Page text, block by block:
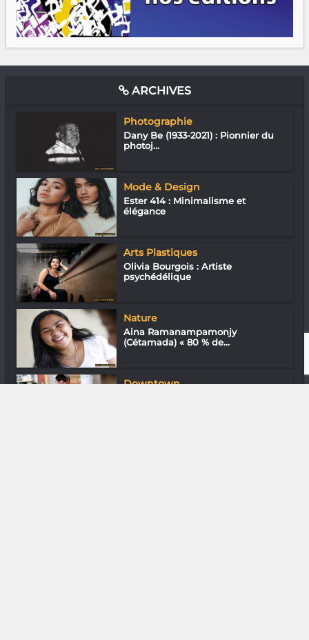
ARCHIVES
Photographie
Dany Be (1933-2021) : Pionnier du
photoj...
Mode & Design
Ester 414 : Minimalisme et
élégance
Arts Plastiques
Olivia Bourgois : Artiste
psychédélique
Nature
Aina Ramanampamonjy
(Cétamada) « 80 % de...
Downtown